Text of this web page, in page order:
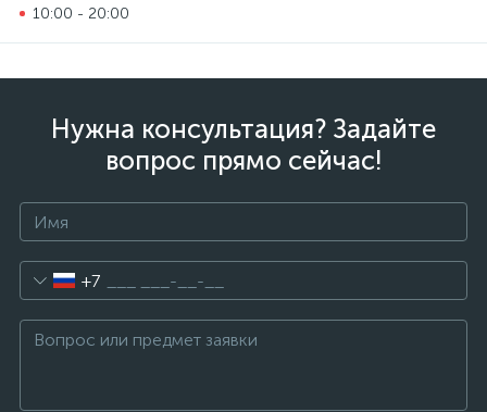
10:00 - 20:00
Нужна консультация? Задайте
вопрос прямо сейчас!
+7